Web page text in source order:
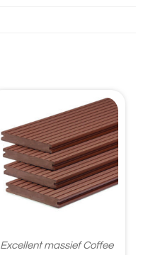
Excellent massief Coffee